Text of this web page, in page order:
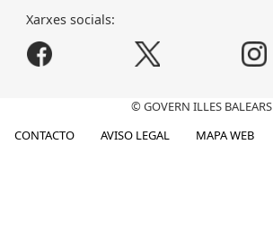
Xarxes socials:
© GOVERN ILLES BALEARS
CONTACTO
AVISO LEGAL MAPA WEB